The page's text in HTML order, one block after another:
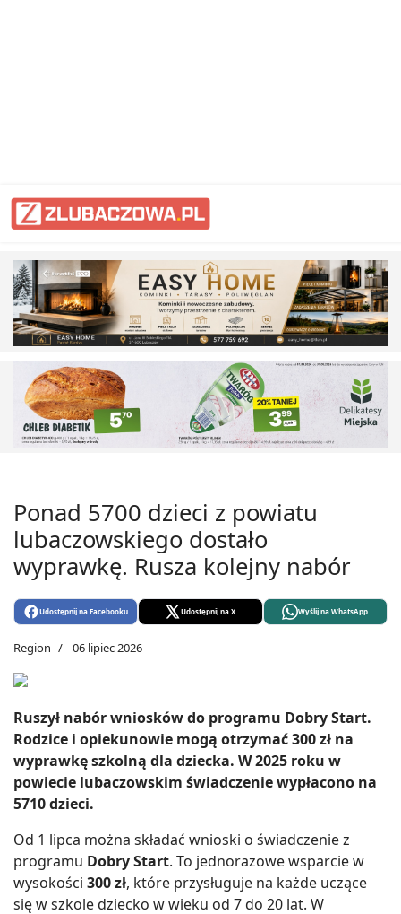
Ponad 5700 dzieci z powiatu
lubaczowskiego dostało
wyprawkę. Rusza kolejny nabór
Udostępnij na Facebooku Udostępnij na X Wyślij na WhatsApp
Region 06 lipiec 2026
Ruszył nabór wniosków do programu Dobry Start.
Rodzice i opiekunowie mogą otrzymać 300 zł na
wyprawkę szkolną dla dziecka. W 2025 roku w
powiecie lubaczowskim świadczenie wypłacono na
5710 dzieci.
Od 1 lipca można składać wnioski o świadczenie z
programu Dobry Start. To jednorazowe wsparcie w
wysokości 300 zł, które przysługuje na każde uczące
się w szkole dziecko w wieku od 7 do 20 lat. W